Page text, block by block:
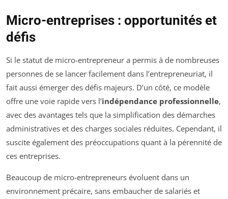
Micro-entreprises : opportunités et
défis
Si le statut de micro-entrepreneur a permis à de nombreuses
personnes de se lancer facilement dans l’entrepreneuriat, il
fait aussi émerger des défis majeurs. D’un côté, ce modèle
offre une voie rapide vers l’indépendance professionnelle,
avec des avantages tels que la simplification des démarches
administratives et des charges sociales réduites. Cependant, il
suscite également des préoccupations quant à la pérennité de
ces entreprises.
Beaucoup de micro-entrepreneurs évoluent dans un
environnement précaire, sans embaucher de salariés et